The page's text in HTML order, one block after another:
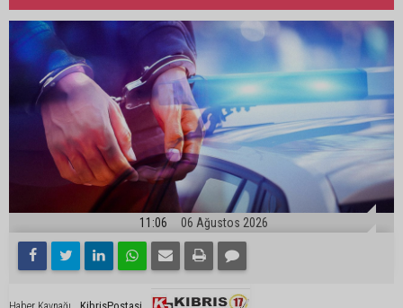
11:06 06 Ağustos 2026